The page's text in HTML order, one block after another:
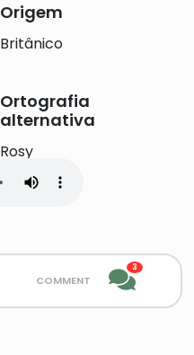
Origem
Britânico
Ortografia
alternativa
Rosy
comment
3